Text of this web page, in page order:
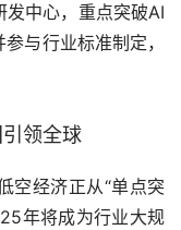
中心，重点突破AI
与行业标准制定，
领全球
空经济正从“单点突
年将成为行业大规